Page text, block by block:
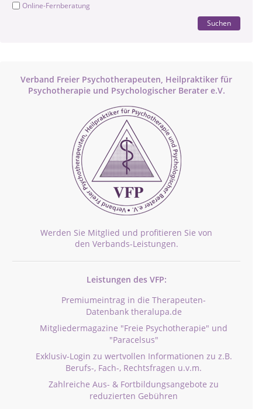
Online-Fernberatung
Suchen
Verband Freier Psychotherapeuten, Heilpraktiker für
Psychotherapie und Psychologischer Berater e.V.
Werden Sie Mitglied und profitieren Sie von
den Verbands-Leistungen.
Leistungen des VFP:
Premiumeintrag in die Therapeuten-
Datenbank theralupa.de
Mitgliedermagazine "Freie Psychotherapie" und
"Paracelsus"
Exklusiv-Login zu wertvollen Informationen zu z.B.
Berufs-, Fach-, Rechtsfragen u.v.m.
Zahlreiche Aus- & Fortbildungsangebote zu
reduzierten Gebühren